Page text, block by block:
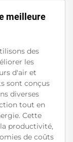
meilleure
des
les
d'air et
sont conçus
diverses
tout en
Cette
productivité,
de coûts